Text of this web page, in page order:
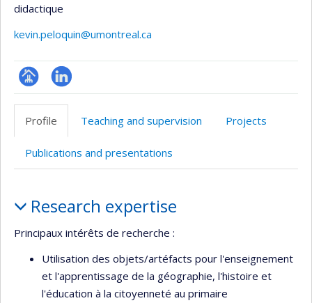
didactique
kevin.peloquin@umontreal.ca
Page
professionnelle
(faculté,département,école)
LinkedIn
Profile
Teaching and supervision Projects
Publications and presentations
Research expertise
Principaux intérêts de recherche :
Utilisation des objets/artéfacts pour l'enseignement
et l'apprentissage de la géographie, l'histoire et
l'éducation à la citoyenneté au primaire